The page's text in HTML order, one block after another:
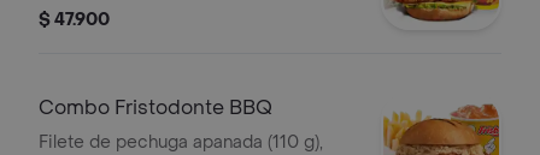
mediana (60 g) y gaseosa (325 ml)
$ 47.900
Combo Fristodonte BBQ
Filete de pechuga apanada (110 g),